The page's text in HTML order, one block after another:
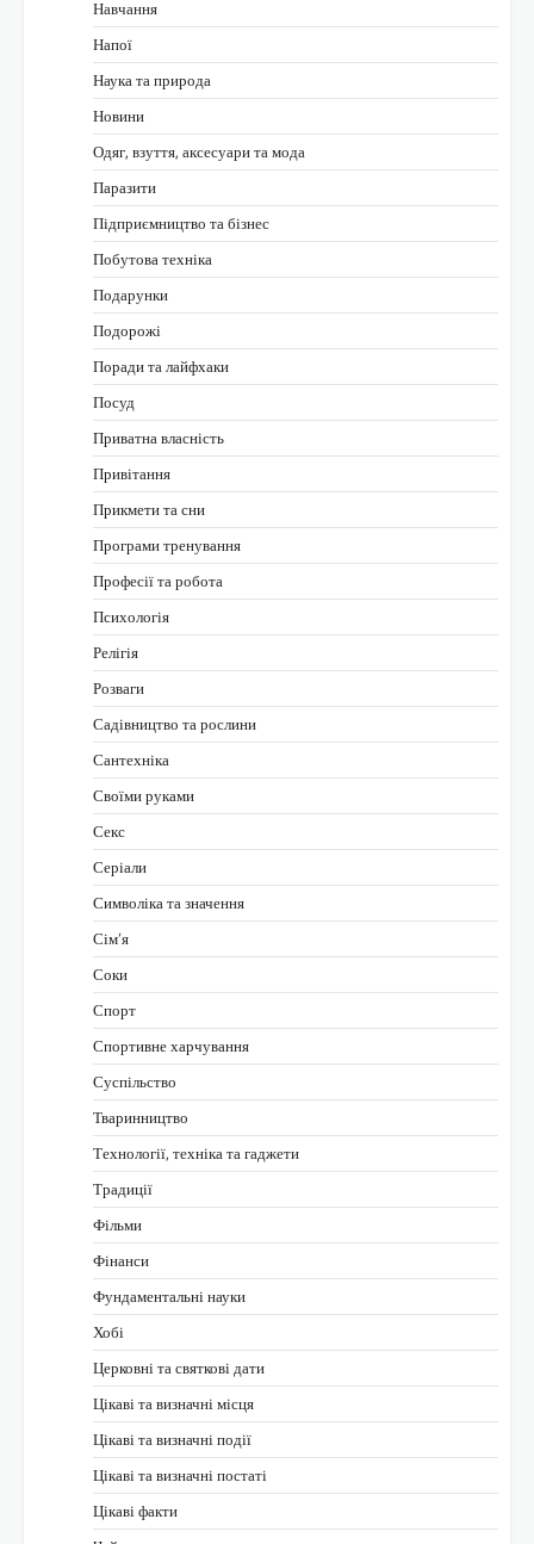
Навчання
Напої
Наука та природа
Новини
Одяг, взуття, аксесуари та мода
Паразити
Підприємництво та бізнес
Побутова техніка
Подарунки
Подорожі
Поради та лайфхаки
Посуд
Приватна власність
Привітання
Прикмети та сни
Програми тренування
Професії та робота
Психологія
Релігія
Розваги
Садівництво та рослини
Сантехніка
Своїми руками
Секс
Серіали
Символіка та значення
Сім’я
Соки
Спорт
Спортивне харчування
Суспільство
Тваринництво
Технології, техніка та гаджети
Традиції
Фільми
Фінанси
Фундаментальні науки
Хобі
Церковні та святкові дати
Цікаві та визначні місця
Цікаві та визначні події
Цікаві та визначні постаті
Цікаві факти